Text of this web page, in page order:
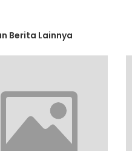
Berita Lainnya